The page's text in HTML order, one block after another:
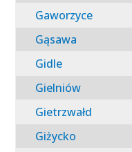
Gaworzyce
Gąsawa
Gidle
Gielniów
Gietrzwałd
Giżycko